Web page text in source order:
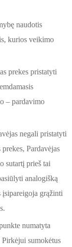
naudotis
kurios veikimo
prekes pristatyti
– pardavimo
negali pristatyti
Pardavėjas
sutartį prieš tai
analogišką
įsipareigoja grąžinti
numatyta
Pirkėjui sumokėtus